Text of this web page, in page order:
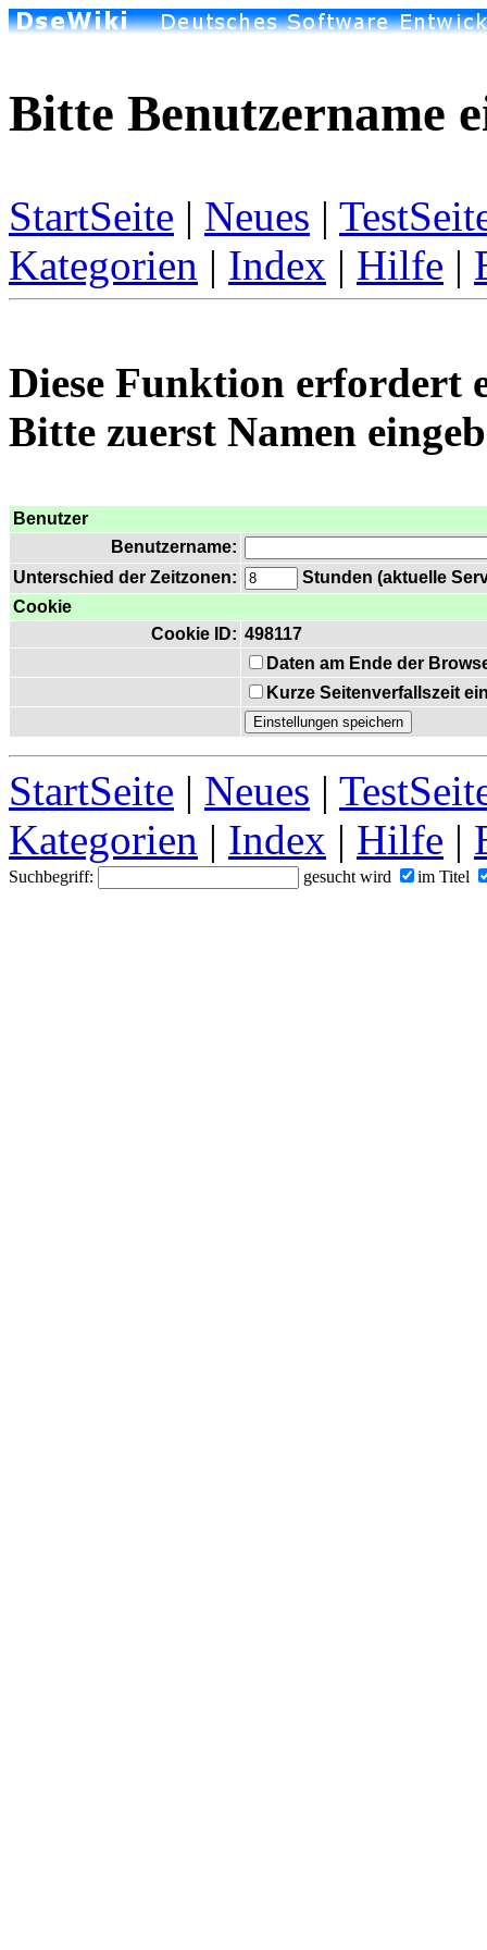
Bitte Benutzername
StartSeite | Neues |
Kategorien | Index | Hilfe |
Diese Funktion erfordert
Bitte zuerst Namen
Benutzer
Benutzername:
Unterschied der Zeitzonen:
Stunden (aktuelle
Cookie
Cookie ID: 498117
Daten am Ende der
Kurze Seitenverfallszeit
StartSeite | Neues |
Kategorien | Index | Hilfe |
Suchbegriff: gesucht wird im Titel